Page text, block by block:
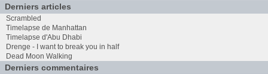
Derniers articles
Scrambled
Timelapse de Manhattan
Timelapse d'Abu Dhabi
Drenge - I want to break you in half
Dead Moon Walking
Derniers commentaires